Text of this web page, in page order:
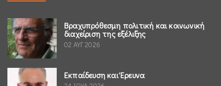
Βραχυπρόθεσμη πολιτική και κοινωνική
διαχείριση της εξέλιξης
02 ΑΥΓ 2026
Εκπαίδευση και Έρευνα